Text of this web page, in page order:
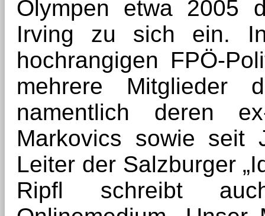
Olympen etwa 2005
Irving zu sich ein.
hochrangigen FPÖ-
mehrere Mitglieder
namentlich deren
Markovics sowie seit
Leiter der Salzburger
Ripfl schreibt